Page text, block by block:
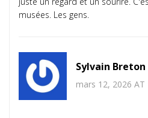
musées. Les gens.
Sylvain Breton
mars 12, 2026 AT